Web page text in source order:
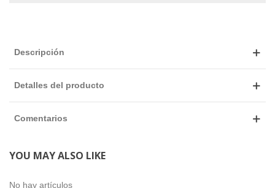
Descripción
Detalles del producto
Comentarios
YOU MAY ALSO LIKE
No hay artículos